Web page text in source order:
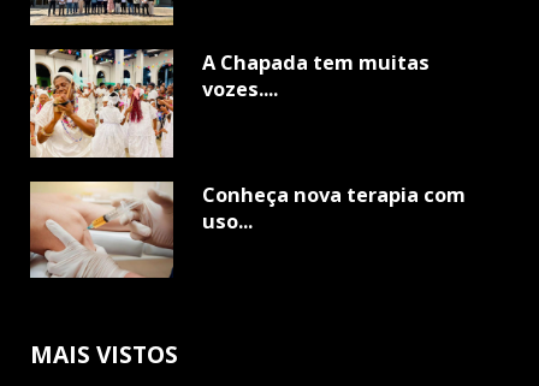
A Chapada tem muitas
vozes....
Conheça nova terapia com
uso...
MAIS VISTOS